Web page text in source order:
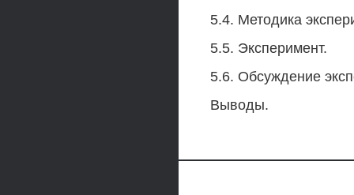
5.4. Методика
5.5. Эксперимент.
5.6. Обсуждение
Выводы.